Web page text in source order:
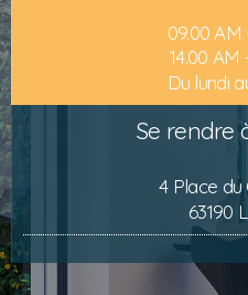
09.00 AM
14.00 AM
Du lundi
Se rendre
4 Place
63190